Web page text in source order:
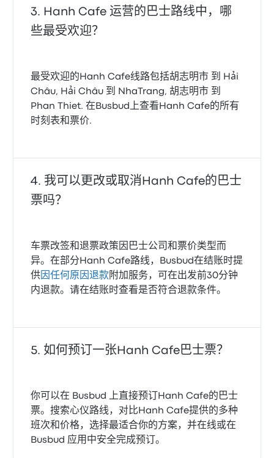
Hanh Cafe 运营的巴士路线中，哪
些最受欢迎？
最受欢迎的Hanh Cafe线路包括胡志明市 到 Hải
Châu, Hải Châu 到 NhaTrang, 胡志明市 到
Phan Thiet. 在Busbud上查看Hanh Cafe的所有
时刻表和票价.
我可以更改或取消Hanh Cafe的巴士
票吗？
车票改签和退票政策因巴士公司和票价类型而
异。在部分Hanh Cafe路线，Busbud在结账时提
供 因任何原因退款 附加服务，可在出发前30分钟
内退款。请在结账时查看是否符合退款条件。
如何预订一张Hanh Cafe巴士票？
你可以在 Busbud 上直接预订Hanh Cafe的巴士
票。搜索心仪路线，对比Hanh Cafe提供的多种
班次和价格，选择最适合你的方案，并在线或在
Busbud 应用中安全完成预订。